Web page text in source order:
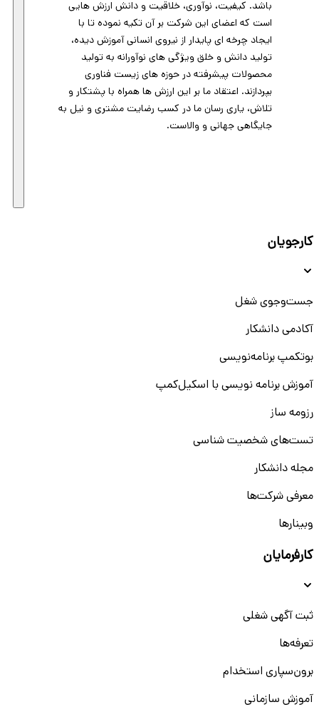
باشد. کیفیت، نوآوری، خلاقیت و دانش ارزش هایی
است که اعضای این شرکت بر آن تکیه نموده تا با
ایجاد چرخه ای پایدار از نیروی انسانی آموزش دیده،
تولید دانش و خلق ویژگی های نوآورانه به تولید
محصولات پیشرفته در حوزه های زیست فناوری
بپردازند. اعتقاد ما بر این ارزش ها همراه با پشتکار و
تلاش، یاری رسان ما در کسب رضایت مشتری و نیل به
جایگاهی جهانی و والاست.
کارجویان
جست‌و‌جوی شغل
آکادمی دانشکار
بوتکمپ برنامه‌نویسی
آموزش برنامه نویسی با اسکیل‌کمپ
رزومه ساز
تست‌های شخصیت شناسی
مجله دانشکار
معرفی شرکت‌ها
وبینار‌‌ها
کارفرمایان
ثبت آگهی شغلی
تعرفه‌ها
برون‌سپاری استخدام
آموزش سازمانی